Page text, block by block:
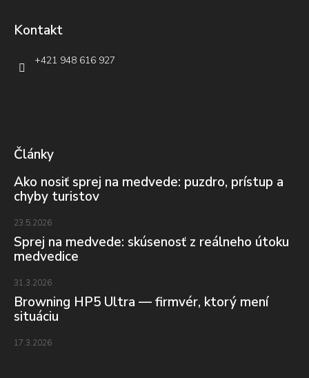
Kontakt
+421 948 616 927
Články
Ako nosiť sprej na medvede: puzdro, prístup a
chyby turistov
23.5.2026
Sprej na medvede: skúsenosť z reálneho útoku
medvedice
31.3.2026
Browning HP5 Ultra — firmvér, ktorý mení
situáciu
17.3.2026